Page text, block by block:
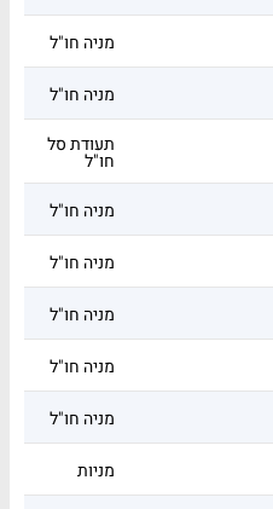
מניה חו"ל
מניה חו"ל
תעודת סל
חו"ל
מניה חו"ל
מניה חו"ל
מניה חו"ל
מניה חו"ל
מניה חו"ל
מניות